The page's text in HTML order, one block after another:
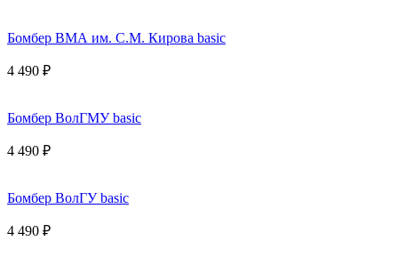
Бомбер ВМА им. С.М. Кирова basic
4 490 ₽
Бомбер ВолГМУ basic
4 490 ₽
Бомбер ВолГУ basic
4 490 ₽